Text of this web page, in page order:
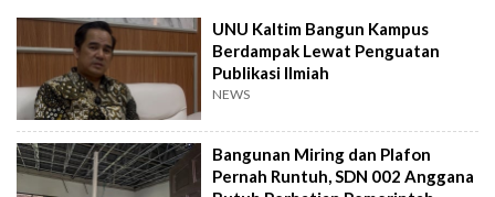
UNU Kaltim Bangun Kampus
Berdampak Lewat Penguatan
Publikasi Ilmiah
NEWS
Bangunan Miring dan Plafon
Pernah Runtuh, SDN 002 Anggana